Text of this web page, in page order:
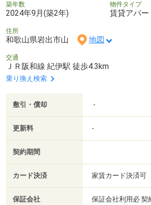
築年数
2024年9月(築2年)
物件タイプ
賃貸アパー
住所
和歌山県岩出市山 地図
交通
ＪＲ阪和線 紀伊駅 徒歩4.3km
乗り換え検索
敷引・償却 -
更新料 -
契約期間
カード決済 家賃カード決済可
保証会社
保証会社利用必 契